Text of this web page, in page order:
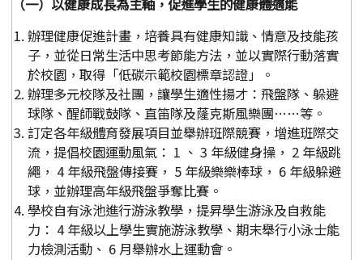
（一）以健康成長為主軸，促進學生的健康體適能
辦理健康促進計畫，培養具有健康知識、情意及技能孩
子，並從日常生活中思考節能方法，並以實際行動落實
於校園，取得「低碳示範校園標章認證」。
辦理多元校隊及社團，讓學生適性揚才：飛盤隊、躲避
球隊、醒師戰鼓隊、直笛隊及蕯克斯風樂團……等。
訂定各年級體育發展項目並舉辦班際競賽，增進班際交
流，提倡校園運動風氣： 1 、 3 年級健身操， 2 年級跳
繩， 4 年級飛盤傳接賽， 5 年級樂樂棒球， 6 年級躲避
球，並辦理高年級飛盤爭奪比賽。
學校自有泳池進行游泳教學，提昇學生游泳及自救能
力： 4 年級以上學生實施游泳教學、期末舉行小泳士能
力檢測活動、 6 月舉辦水上運動會。